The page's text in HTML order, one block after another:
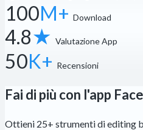
100M+ Download
4.8★ Valutazione App
50K+ Recensioni
Fai di più con l'app
Ottieni 25+ strumenti di editing